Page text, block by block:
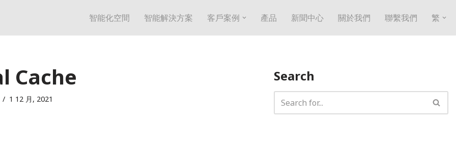
智能化空間 智能解決方案 客戶案例 產品 新聞中心 關於我們 聯繫我們 繁
Cache
1 12 月, 2021
Search